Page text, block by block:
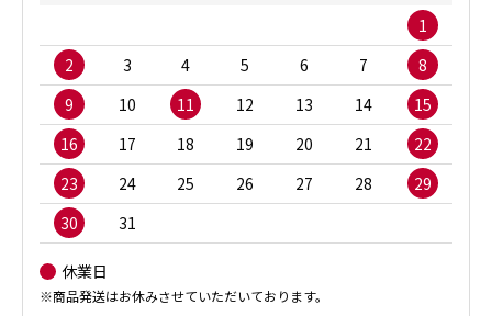
1
2
3 4 5 6 7
8
9
10 11 12 13 14
15
16
17 18 19 20 21
22
23
24 25 26 27 28
29
30
31
休業日
※商品発送はお休みさせていただいております。